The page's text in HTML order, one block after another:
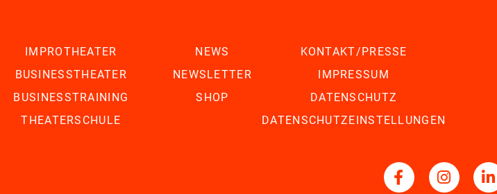
IMPROTHEATER
BUSINESSTHEATER
BUSINESSTRAINING
THEATERSCHULE
NEWS
NEWSLETTER
SHOP
KONTAKT/PRESSE
IMPRESSUM
DATENSCHUTZ
DATENSCHUTZEINSTELLUNGEN